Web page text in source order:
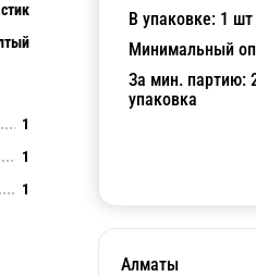
В упаковке: 1 шт
Минимальный
За мин. партию:
упаковка
Алматы
1
1
1